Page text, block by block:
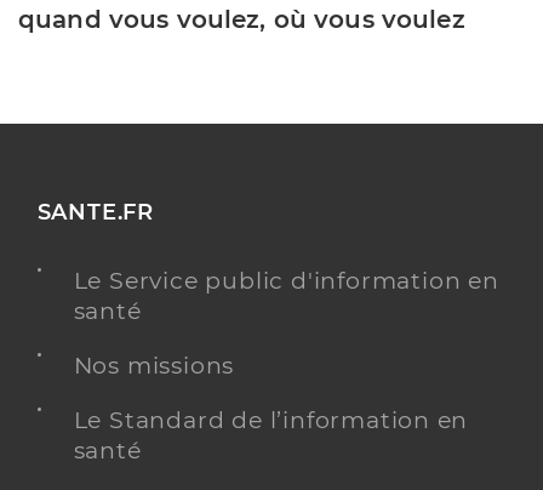
quand vous voulez, où vous voulez
SANTE.FR
Le Service public d'information en
santé
Nos missions
Le Standard de l’information en
santé